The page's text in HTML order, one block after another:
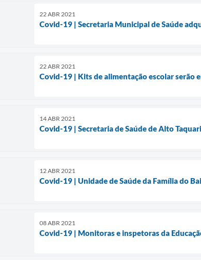
22 ABR 2021
Covid-19 | Secretaria Municipal de Saúde
22 ABR 2021
Covid-19 | Kits de alimentação escolar serão
14 ABR 2021
Covid-19 | Secretaria de Saúde de Alto
12 ABR 2021
Covid-19 | Unidade de Saúde da Família do
08 ABR 2021
Covid-19 | Monitoras e inspetoras da